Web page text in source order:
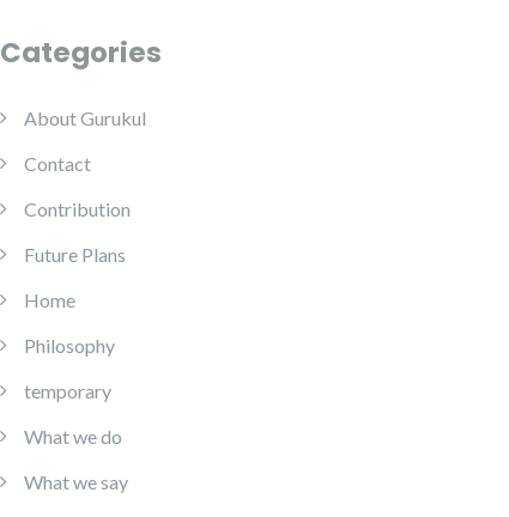
Categories
About Gurukul
Contact
Contribution
Future Plans
Home
Philosophy
temporary
What we do
What we say